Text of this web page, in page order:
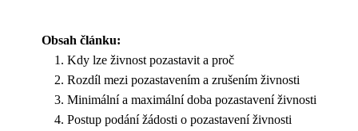
Obsah článku:
Kdy lze živnost pozastavit a proč
Rozdíl mezi pozastavením a zrušením živnosti
Minimální a maximální doba pozastavení živnosti
Postup podání žádosti o pozastavení živnosti